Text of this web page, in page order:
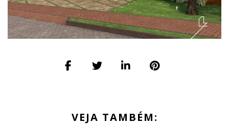
VEJA TAMBÉM: